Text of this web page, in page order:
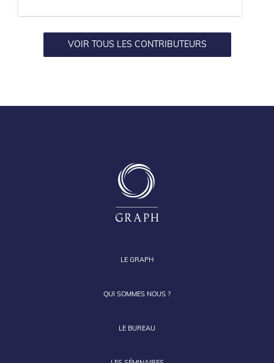
VOIR TOUS LES CONTRIBUTEURS
LE GRAPH
QUI SOMMES NOUS ?
LE BUREAU